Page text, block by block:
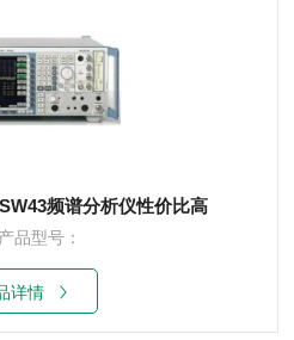
频谱分析仪性价比高
产品型号：
详情